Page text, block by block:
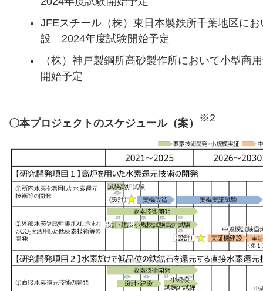
JFEスチール（株）東日本製鉄所千葉地区に
設 2024年度試験開始予定
（株）神戸製鋼所高砂製作所において小型商
開始予定
〇本プロジェクトのスケジュール（案） ※2